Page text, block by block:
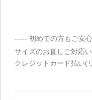
----- 初めての方もご安
サイズのお直しご対応い
クレジットカード払い(